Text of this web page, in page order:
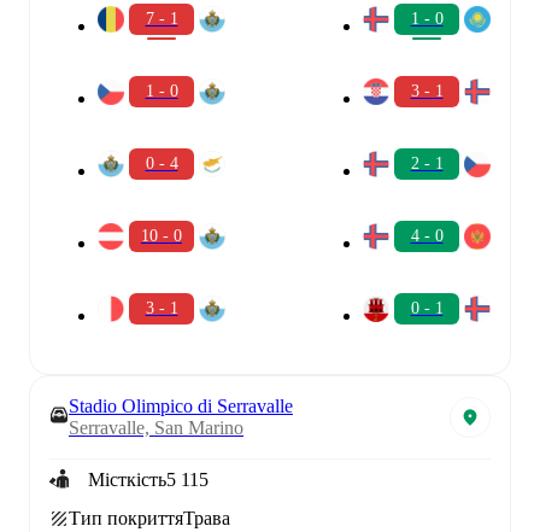
7 - 1
1 - 0
0 - 4
10 - 0
3 - 1
1 - 0
3 - 1
2 - 1
4 - 0
0 - 1
Stadio Olimpico di Serravalle
Serravalle, San Marino
Місткість5 115
Тип покриттяТрава